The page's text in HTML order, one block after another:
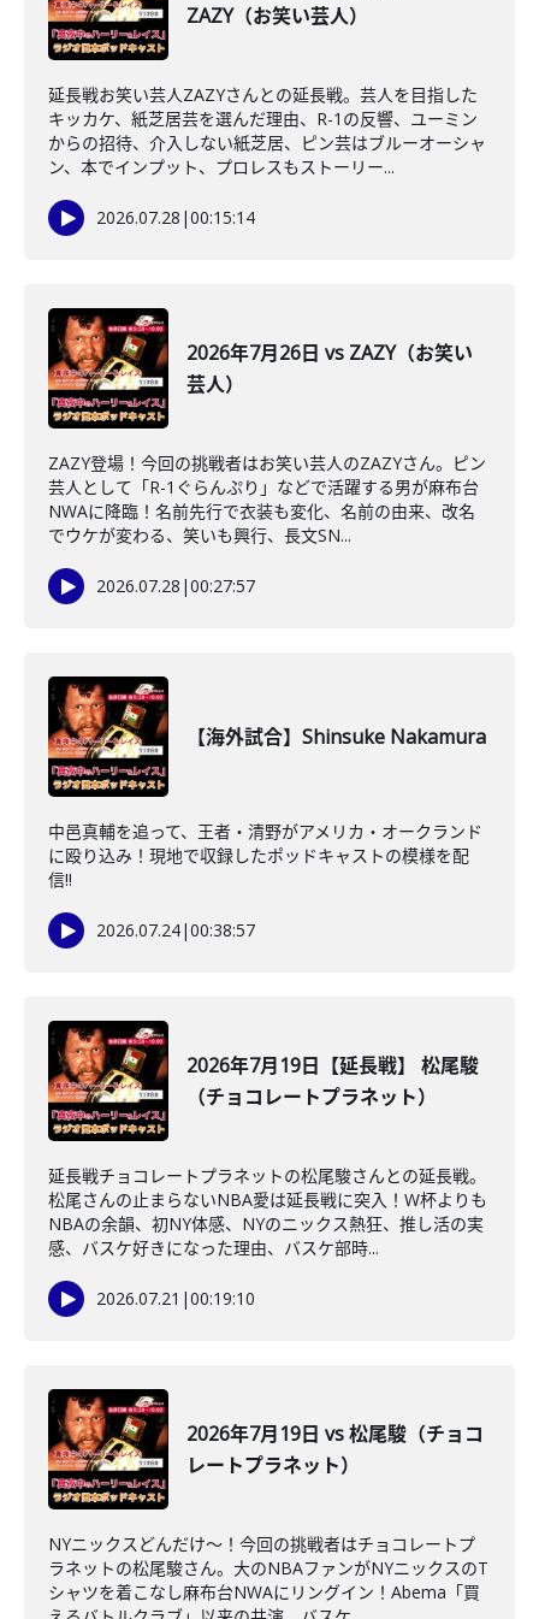
ZAZY（お笑い芸人）
延長戦お笑い芸人ZAZYさんとの延長戦。芸人を目指した
キッカケ、紙芝居芸を選んだ理由、R-1の反響、ユーミン
からの招待、介入しない紙芝居、ピン芸はブルーオーシャ
ン、本でインプット、プロレスもストーリー...
2026.07.28 |00:15:14
2026年7月26日 vs ZAZY（お笑い
芸人）
ZAZY登場！今回の挑戦者はお笑い芸人のZAZYさん。ピン
芸人として「R-1ぐらんぷり」などで活躍する男が麻布台
NWAに降臨！名前先行で衣装も変化、名前の由来、改名
でウケが変わる、笑いも興行、長文SN...
2026.07.28 |00:27:57
【海外試合】Shinsuke Nakamura
中邑真輔を追って、王者・清野がアメリカ・オークランド
に殴り込み！現地で収録したポッドキャストの模様を配
信!!
2026.07.24|00:38:57
2026年7月19日【延長戦】 松尾駿
（チョコレートプラネット）
延長戦チョコレートプラネットの松尾駿さんとの延長戦。
松尾さんの止まらないNBA愛は延長戦に突入！W杯よりも
NBAの余韻、初NY体感、NYのニックス熱狂、推し活の実
感、バスケ好きになった理由、バスケ部時...
2026.07.21 |00:19:10
2026年7月19日 vs 松尾駿（チョコ
レートプラネット）
NYニックスどんだけ～！今回の挑戦者はチョコレートプ
ラネットの松尾駿さん。大のNBAファンがNYニックスのT
シャツを着こなし麻布台NWAにリングイン！Abema「買